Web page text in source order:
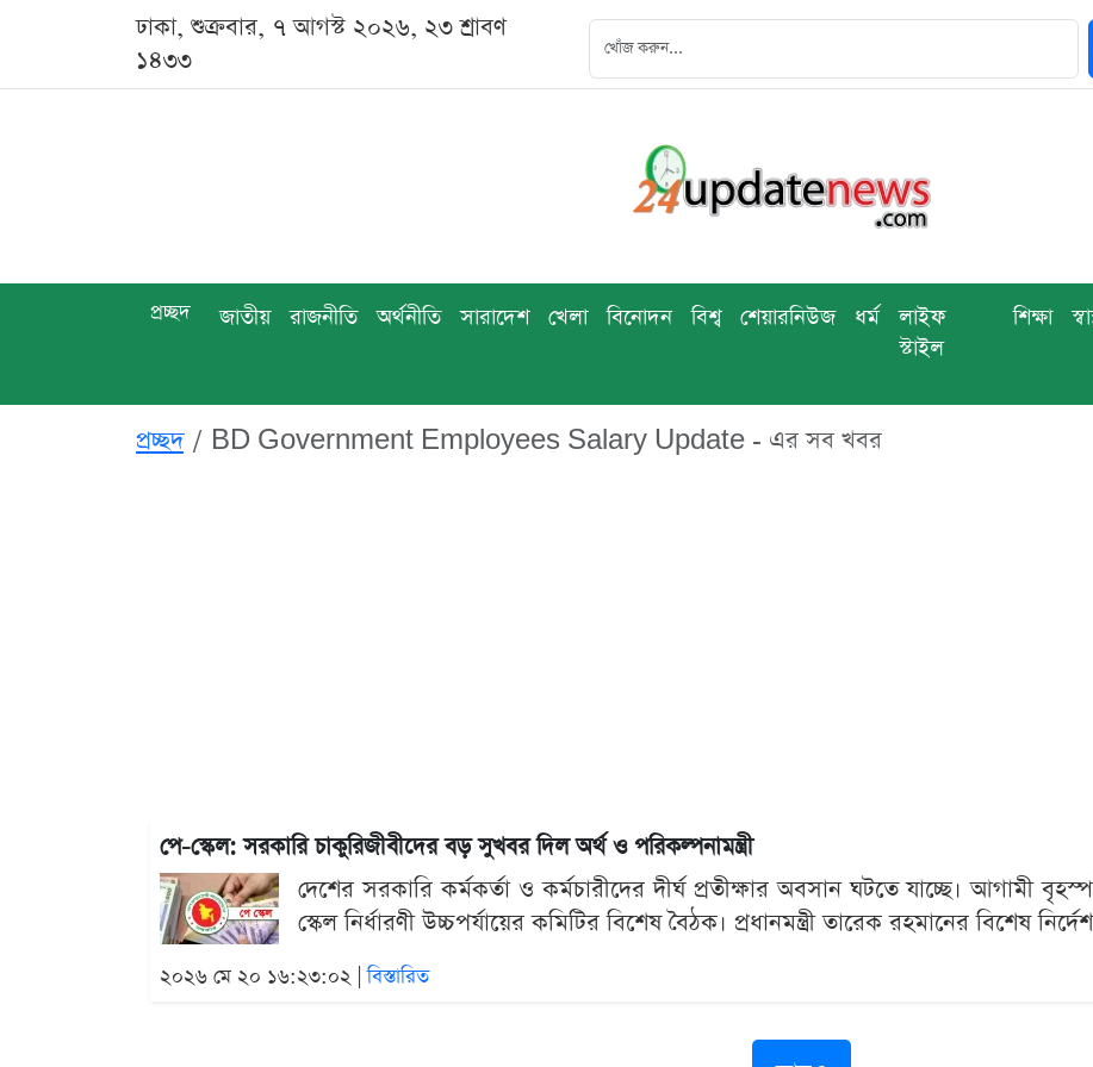
ঢাকা, শুক্রবার, ৭ আগস্ট ২০২৬, ২৩ শ্রাবণ
১৪৩৩
প্রচ্ছদ জাতীয় রাজনীতি অর্থনীতি সারাদেশ খেলা বিনোদন বিশ্ব শেয়ারনিউজ ধর্ম
লাইফ
স্টাইল
শিক্ষা
প্রচ্ছদ BD Government Employees Salary Update - এর সব খবর
পে-স্কেল: সরকারি চাকুরিজীবীদের বড় সুখবর দিল অর্থ ও পরিকল্পনামন্ত্রী
দেশের সরকারি কর্মকর্তা ও কর্মচারীদের দীর্ঘ প্রতীক্ষার অবসান ঘটতে যাচ্ছে। আগামী
স্কেল নির্ধারণী উচ্চপর্যায়ের কমিটির বিশেষ বৈঠক। প্রধানমন্ত্রী তারেক রহমানের বিশেষ
২০২৬ মে ২০ ১৬:২৩:০২ |বিস্তারিত